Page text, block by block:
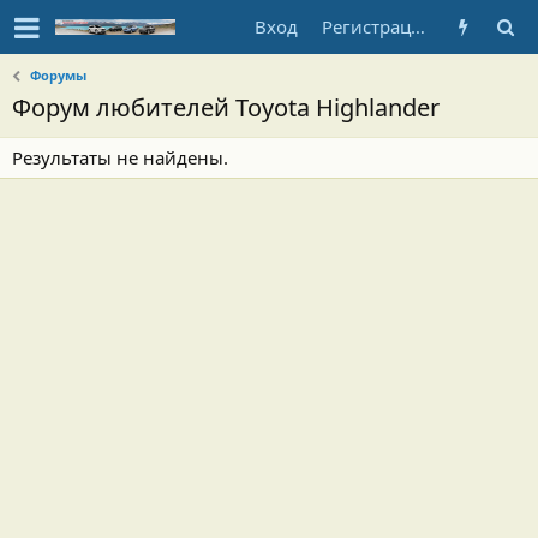
Вход Регистрация
Форумы
Форум любителей Toyota Highlander
Результаты не найдены.